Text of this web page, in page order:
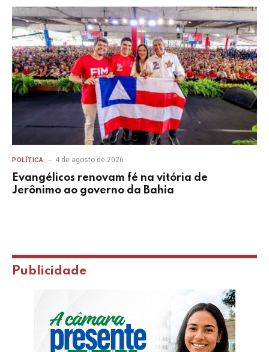
POLÍTICA 4 de agosto de 2026
Evangélicos renovam fé na vitória de
Jerônimo ao governo da Bahia
Publicidade